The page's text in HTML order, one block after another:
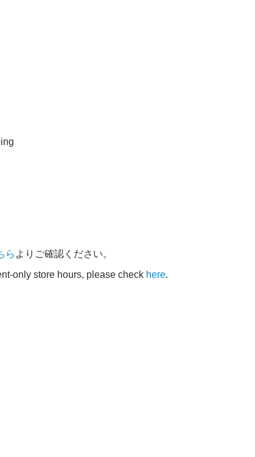
ら よりご確認ください。
only store hours, please check here.